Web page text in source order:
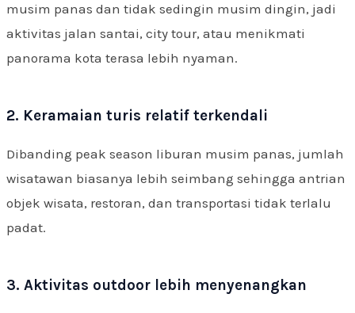
musim panas dan tidak sedingin musim dingin, jadi
aktivitas jalan santai, city tour, atau menikmati
panorama kota terasa lebih nyaman.
2. Keramaian turis relatif terkendali
Dibanding peak season liburan musim panas, jumlah
wisatawan biasanya lebih seimbang sehingga antrian
objek wisata, restoran, dan transportasi tidak terlalu
padat.
3. Aktivitas outdoor lebih menyenangkan